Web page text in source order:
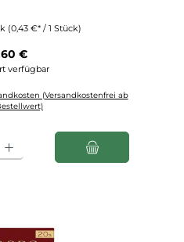
(0,43 €* / 1 Stück)
Preis:
€
verfügbar
(Versandkostenfrei ab
Wert ein oder benutze die